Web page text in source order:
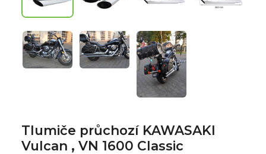
Tlumiče průchozí KAWASAKI
Vulcan , VN 1600 Classic